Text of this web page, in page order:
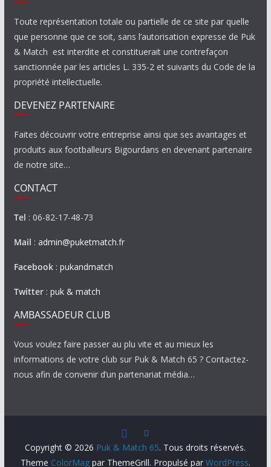
Toute représentation totale ou partielle de ce site par quelle
que personne que ce soit, sans l’autorisation expresse de Puk
& Match est interdite et constituerait une contrefaçon
sanctionnée par les articles L. 335-2 et suivants du Code de la
propriété intellectuelle.
DEVENEZ PARTENAIRE
Faites découvrir votre entreprise ainsi que ses avantages et
produits aux footballeurs Bigourdans en devenant partenaire
de notre site…
CONTACT
Tel : 06-82-17-48-73
Mail : admin@puketmatch.fr
Facebook: pukandmatch
Twitter: puk & match
AMBASSADEUR CLUB
Vous voulez faire passer au plu vite et au mieux les
informations de votre club sur Puk & Match 65 ? Contactez-
nous afin de convenir d’un partenariat média…
Copyright © 2026 Puk & Match 65. Tous droits réservés.
Theme ColorMagpar ThemeGrill. Propulsé par WordPress.